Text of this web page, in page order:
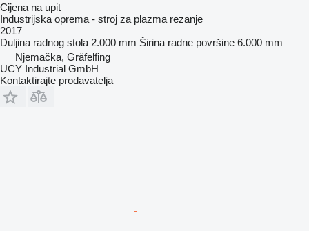
Cijena na upit
Industrijska oprema - stroj za plazma rezanje
2017
Duljina radnog stola 2.000 mm Širina radne površine 6.000 mm
Njemačka, Gräfelfing
UCY Industrial GmbH
Kontaktirajte prodavatelja